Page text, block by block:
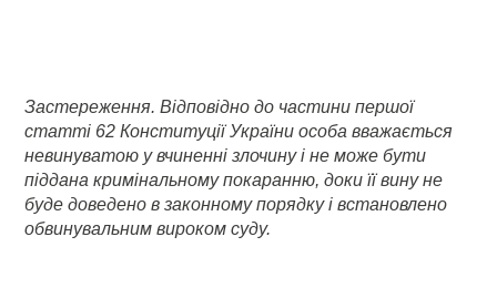
Застереження. Відповідно до частини першої
статті 62 Конституції України особа вважається
невинуватою у вчиненні злочину і не може бути
піддана кримінальному покаранню, доки її вину не
буде доведено в законному порядку і встановлено
обвинувальним вироком суду.